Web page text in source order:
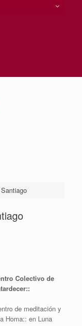
Colectivo de
de meditación y
Homa:: en Luna